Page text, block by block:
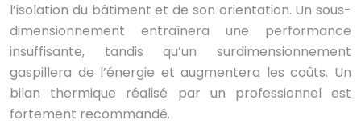
l’isolation du bâtiment et de son orientation. Un sous-
dimensionnement entraînera une performance
insuffisante, tandis qu’un surdimensionnement
gaspillera de l’énergie et augmentera les coûts. Un
bilan thermique réalisé par un professionnel est
fortement recommandé.